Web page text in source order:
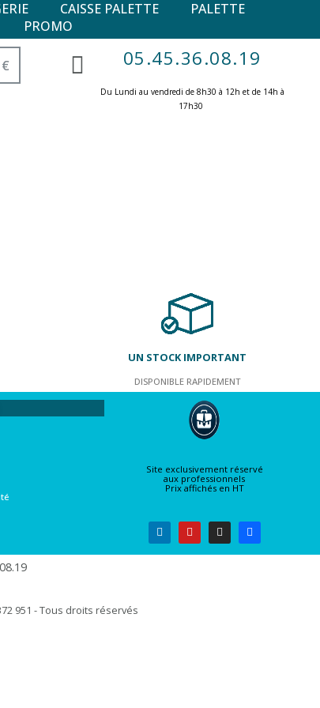
CAISSE PALETTE
PALETTE
PROMO
05.45.36.08.19
Du Lundi au vendredi de 8h30 à 12h et de 14h à
17h30 ​
UN STOCK IMPORTANT
DISPONIBLE RAPIDEMENT
Site exclusivement réservé
aux professionnels
Prix affichés en HT
951 - Tous droits réservés​​